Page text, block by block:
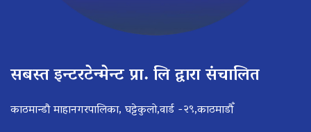
सबस्त इन्टरटेन्मेन्ट प्रा. लि द्वारा संचालित
काठमान्डौ माहानगरपालिका, घट्टेकुलो,वार्ड -२९,काठमाडौँ